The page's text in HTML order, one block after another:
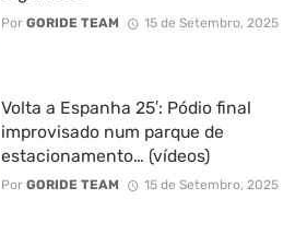
Por GORIDE TEAM 15 de Setembro, 2025
Volta a Espanha 25′: Pódio final
improvisado num parque de
estacionamento… (vídeos)
Por GORIDE TEAM 15 de Setembro, 2025